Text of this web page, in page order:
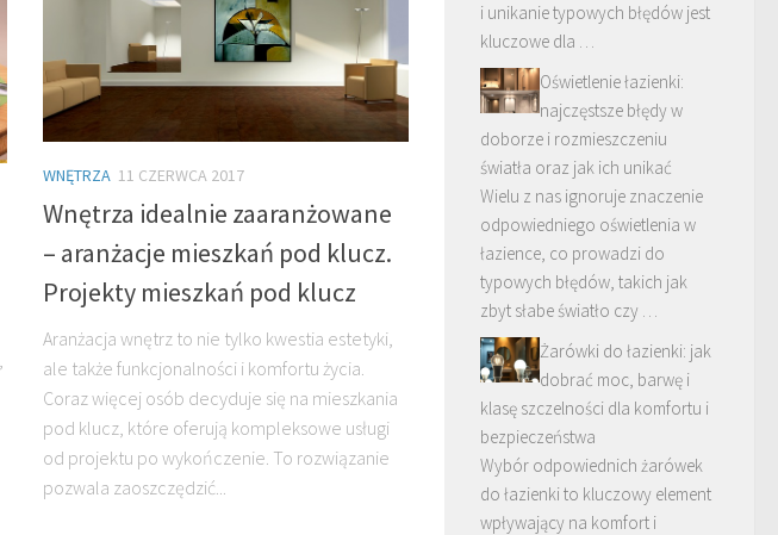
WNĘTRZA 11 CZERWCA 2017
Wnętrza idealnie zaaranżowane
– aranżacje mieszkań pod klucz.
Projekty mieszkań pod klucz
Aranżacja wnętrz to nie tylko kwestia estetyki,
ale także funkcjonalności i komfortu życia.
Coraz więcej osób decyduje się na mieszkania
pod klucz, które oferują kompleksowe usługi
od projektu po wykończenie. To rozwiązanie
pozwala zaoszczędzić...
i unikanie typowych błędów jest
kluczowe dla …
Oświetlenie łazienki:
najczęstsze błędy w
doborze i rozmieszczeniu
światła oraz jak ich unikać
Wielu z nas ignoruje znaczenie
odpowiedniego oświetlenia w
łazience, co prowadzi do
typowych błędów, takich jak
zbyt słabe światło czy …
Żarówki do łazienki: jak
dobrać moc, barwę i
klasę szczelności dla komfortu i
bezpieczeństwa
Wybór odpowiednich żarówek
do łazienki to kluczowy element
wpływający na komfort i